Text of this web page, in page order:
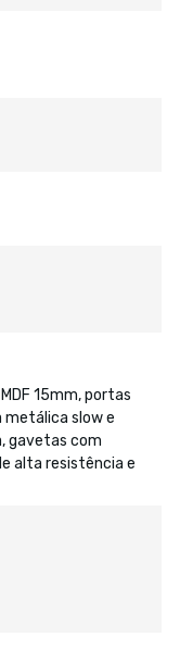
15mm, portas
metálica slow e
gavetas com
alta resistência e